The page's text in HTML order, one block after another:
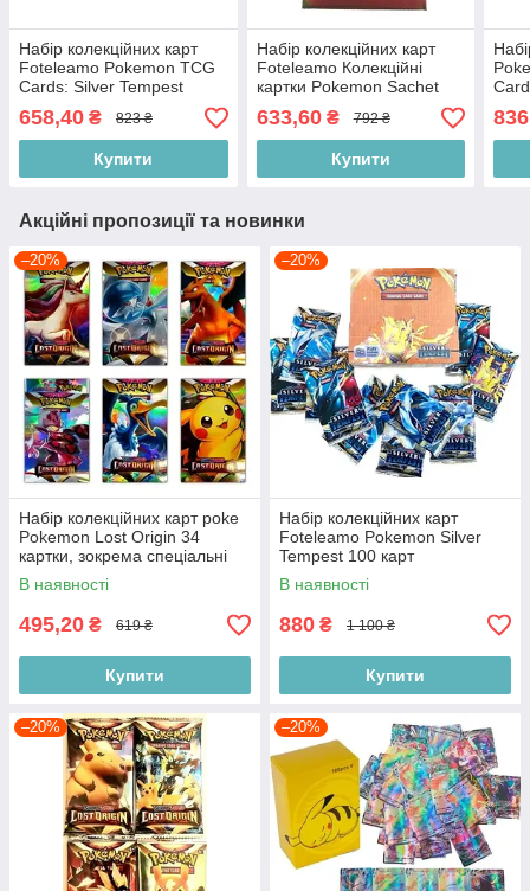
Набір колекційних карт
Foteleamo Pokemon TCG
Cards: Silver Tempest
Booster 85092
658,40 ₴ 823 ₴
Купити
Набір колекційних карт
Foteleamo Колекційні
картки Pokemon Sachet
Color 10 Sg
633,60₴ 792 ₴
Купити
836
Акційні пропозиції та новинки
–20%
Набір колекційних карт poke
Pokemon Lost Origin 34
картки, зокрема спеціальні
В наявності
495,20 ₴ 619 ₴
Купити
–20%
Набір колекційних карт
Foteleamo Pokemon Silver
Tempest 100 карт
В наявності
880 ₴ 1 100 ₴
Купити
–20% –20%